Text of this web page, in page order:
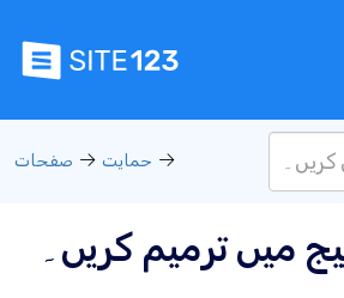
حمایت صفحات
میں ترمیم کریں۔